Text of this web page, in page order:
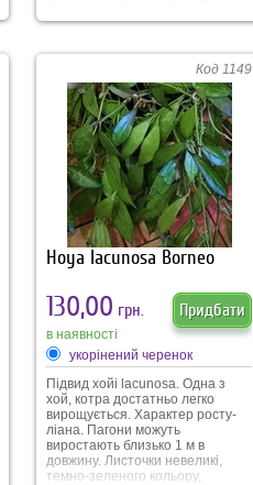
достатній кількості освітлення
багато. Кущик невеликий,
компактний. Можна вирощувати
як з опорою, так і без неї. Після
прищіпки гарно дає бокові
пагони. Не вибаглива у
вирощуванні, підійде навіть
новачкам. Росте не дуже
швидко. Квіточки зібрані у
суцвіття. Квітка у формі зірки, у
котрої всі пелюстки ростуть
окремо. Корона в середині
цікавої форми та кольору.
Код 1149
Hoya lacunosa Borneo
130,00 грн. Придбати
в наявності
укорінений черенок
Підвид хойі lacunosa. Одна з
хой, котра достатньо легко
вирощується. Характер росту-
ліана. Пагони можуть
виростають близько 1 м в
довжину. Листочки невеликі,
темно-зеленого кольору,